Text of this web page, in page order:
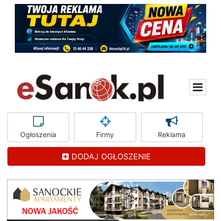
Ogłoszenia Firmy Reklama
DODAJ OGŁOSZENIE